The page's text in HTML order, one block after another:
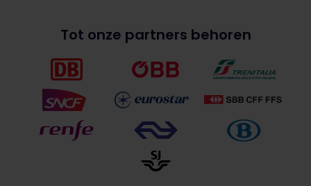
Tot onze partners behoren